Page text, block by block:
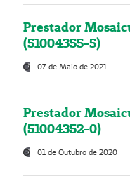
Prestador
(51004355-5)
07 de Maio de 2021
Prestador
(51004352-0)
01 de Outubro de 2020